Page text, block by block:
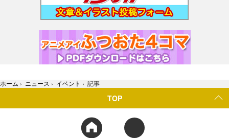
ホーム › ニュース › イベント › 記事
TOP